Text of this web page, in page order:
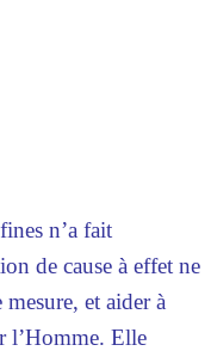
n’a fait
de cause à effet ne
et aider à
l’Homme. Elle